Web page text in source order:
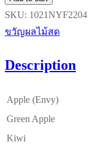
SET
D
SKU: 1021NYF2204
ขวัญผลไม้สด
Description
Apple (Envy)
Green Apple
Kiwi